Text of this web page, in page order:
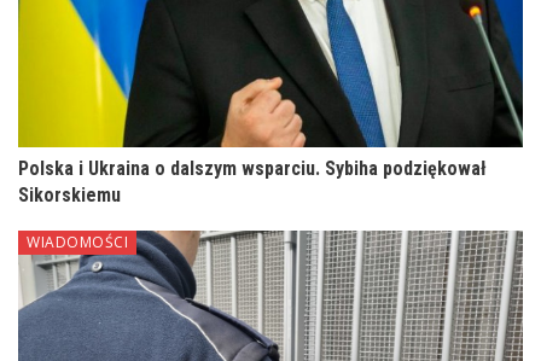
Polska i Ukraina o dalszym wsparciu. Sybiha podziękował
Sikorskiemu
WIADOMOŚCI